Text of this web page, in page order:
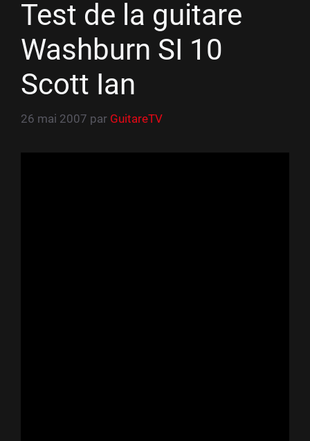
Test de la guitare
Washburn SI 10
Scott Ian
26 mai 2007 par GuitareTV